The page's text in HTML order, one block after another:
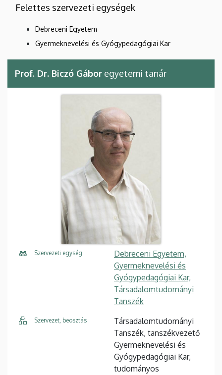
Felettes szervezeti egységek
Debreceni Egyetem
Gyermeknevelési és Gyógypedagógiai Kar
Prof. Dr. Biczó Gábor egyetemi tanár
Szervezeti egység
Debreceni Egyetem,
Gyermeknevelési és
Gyógypedagógiai Kar,
Társadalomtudományi
Tanszék
Szervezet, beosztás
Társadalomtudományi
Tanszék, tanszékvezető
Gyermeknevelési és
Gyógypedagógiai Kar,
tudományos